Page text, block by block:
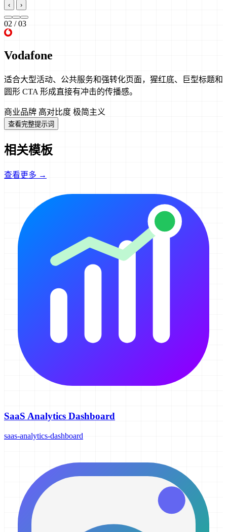
‹ ›
02 / 03
Vodafone
适合大型活动、公共服务和强转化页面，猩红底、巨型标题和
圆形 CTA 形成直接有冲击的传播感。
商业品牌 高对比度 极简主义
查看完整提示词
相关模板
查看更多 →
SaaS Analytics Dashboard
saas-analytics-dashboard